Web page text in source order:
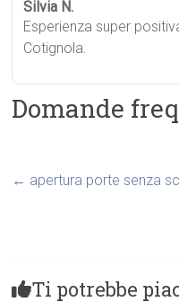
Silvia N.
Esperienza super
Cotignola.
Domande
← apertura porte senza
Ti potrebbe